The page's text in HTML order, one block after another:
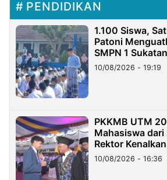
PENDIDIKAN
1.100 Siswa,
Patoni
SMPN 1
10/08/2026 - 19:19
PKKMB UTM
Mahasiswa
Rektor
Masa Kini
10/08/2026 - 16:36